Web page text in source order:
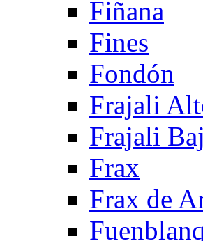
Fiñana
Fines
Fondón
Frajali
Frajali
Frax
Frax de